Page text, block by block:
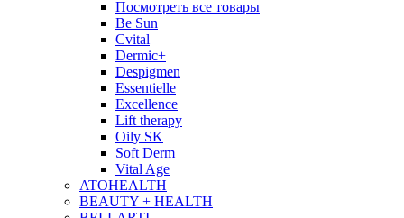
Посмотреть все товары
Be Sun
Cvital
Dermic+
Despigmen
Essentielle
Excellence
Lift therapy
Oily SK
Soft Derm
Vital Age
ATOHEALTH
BEAUTY + HEALTH